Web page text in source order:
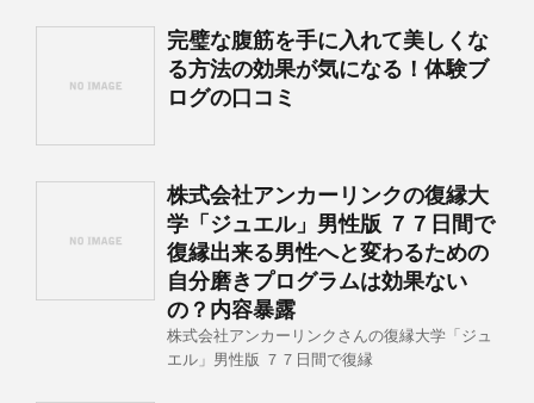
完璧な腹筋を手に入れて美しくな
る方法の効果が気になる！体験ブ
ログの口コミ
株式会社アンカーリンクの復縁大
学「ジュエル」男性版 ７７日間で
復縁出来る男性へと変わるための
自分磨きプログラムは効果ない
の？内容暴露
株式会社アンカーリンクさんの復縁大学「ジュ
エル」男性版 ７７日間で復縁